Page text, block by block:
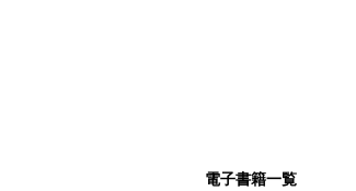
電子書籍一覧